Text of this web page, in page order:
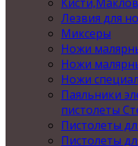
Лезвия для
Миксеры
Ножи
Ножи
Ножи
Паяльники
пистолеты
Пистолеты
Пистолеты